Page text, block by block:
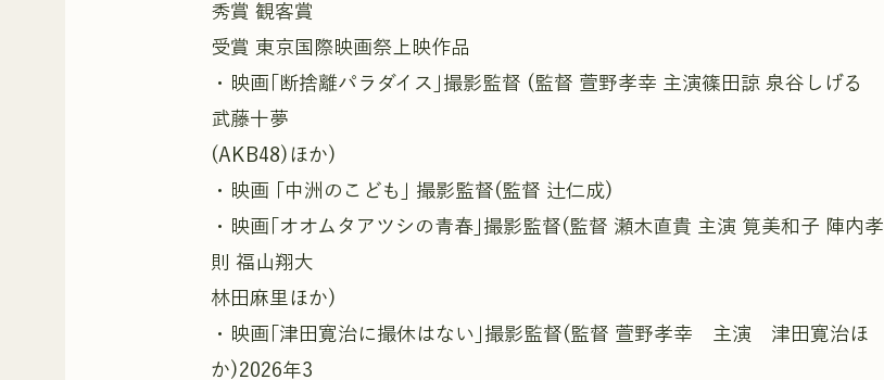
秀賞 観客賞
受賞 東京国際映画祭上映作品
・映画｢断捨離パラダイス｣撮影監督 (監督 萱野孝幸 主演篠田諒 泉谷しげる
武藤十夢
(AKB48)ほか)
・映画 ｢中洲のこども｣ 撮影監督(監督 辻仁成)
・映画｢オオムタアツシの青春｣撮影監督(監督 瀬木直貴 主演 筧美和子 陣内孝
則 福山翔大
林田麻里ほか)
・映画｢津田寛治に撮休はない｣撮影監督(監督 萱野孝幸 主演 津田寛治ほ
か)2026年3